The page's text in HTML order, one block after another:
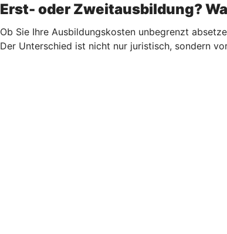
Erst- oder Zweitausbildung?
Ob Sie Ihre Ausbildungskosten unbegrenzt
Der Unterschied ist nicht nur juristisch, sondern